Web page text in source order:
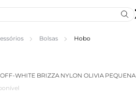
Bolsas Hobo
WHITE BRIZZA NYLON OLIVIA PEQUENA